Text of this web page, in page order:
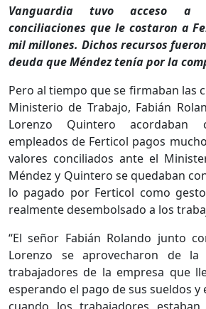
Vanguardia tuvo acceso a
conciliaciones que le costaron a
mil millones. Dichos recursos
deuda que Méndez tenía por la
Pero al tiempo que se firmaban las
Ministerio de Trabajo, Fabián
Lorenzo Quintero
empleados de Ferticol pagos
valores conciliados ante el
Méndez y Quintero se quedaban
lo pagado por Ferticol como
realmente desembolsado a los
“El señor Fabián Rolando junto
Lorenzo se aprovecharon de la
trabajadores de la empresa que
esperando el pago de sus sueldos